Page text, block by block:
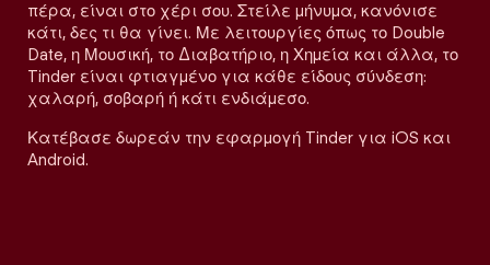
πέρα, είναι στο χέρι σου. Στείλε μήνυμα, κανόνισε
κάτι, δες τι θα γίνει. Με λειτουργίες όπως το Double
Date, η Μουσική, το Διαβατήριο, η Χημεία και άλλα, το
Tinder είναι φτιαγμένο για κάθε είδους σύνδεση:
χαλαρή, σοβαρή ή κάτι ενδιάμεσο.
Κατέβασε δωρεάν την εφαρμογή Tinder για iOS και
Android.